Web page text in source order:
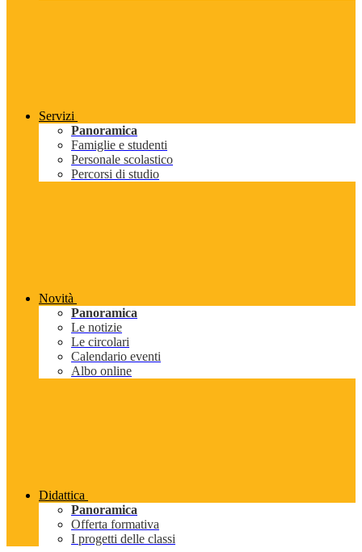
Servizi
Panoramica
Famiglie e studenti
Personale scolastico
Percorsi di studio
Novità
Panoramica
Le notizie
Le circolari
Calendario eventi
Albo online
Didattica
Panoramica
Offerta formativa
I progetti delle classi